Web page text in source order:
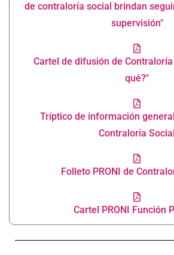
de contraloría social brindan
supervisión"
Cartel de difusión de
qué?"
Tríptico de información
Contraloría Social
Folleto PRONI de
Cartel PRONI Función